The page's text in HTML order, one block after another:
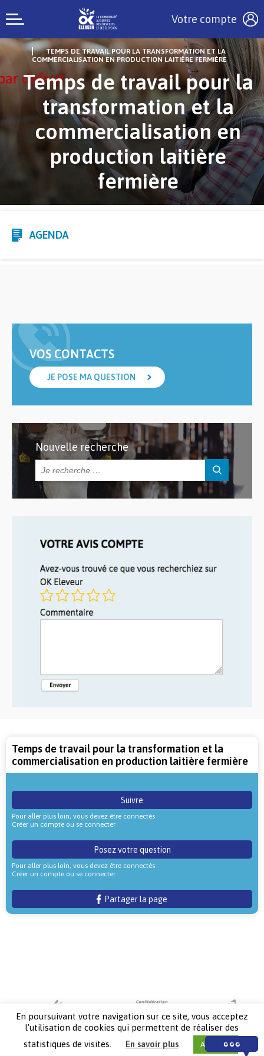
Votre compte
TEMPS DE TRAVAIL POUR LA TRANSFORMATION ET LA
COMMERCIALISATION EN PRODUCTION LAITIÈRE FERMIÈRE
Temps de travail pour la
transformation et la
commercialisation en
production laitière
fermière
AGENDA
VOS CONTACTS
JE POSE MA QUESTION
Nouvelle recherche
Temps de travail pour la transformation et la
commercialisation en production laitière fermière
Suivre
Pour aller plus loin, vous devez être connectés
Créer un compte ou se connecter
Posez votre question
Pour aller plus loin, vous devez être connectés
Créer un compte ou se connecter
Partager la page
En poursuivant votre navigation sur ce site, vous acceptez
l’utilisation de cookies qui permettent de réaliser des
statistiques de visites.
En savoir plus Accepter